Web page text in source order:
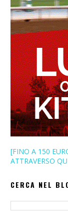
[FINO A 150
ATTRAVERSO
CERCA NEL